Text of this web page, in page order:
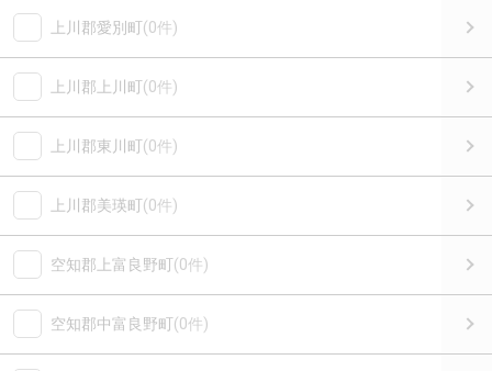
上川郡愛別町(0件)
上川郡上川町(0件)
上川郡東川町(0件)
上川郡美瑛町(0件)
空知郡上富良野町(0件)
空知郡中富良野町(0件)